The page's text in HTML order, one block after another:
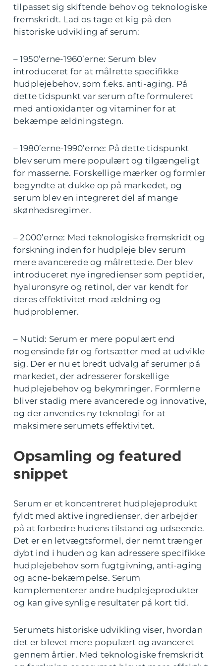
tilpasset sig skiftende behov og teknologiske
fremskridt. Lad os tage et kig på den
historiske udvikling af serum:
– 1950’erne-1960’erne: Serum blev
introduceret for at målrette specifikke
hudplejebehov, som f.eks. anti-aging. På
dette tidspunkt var serum ofte formuleret
med antioxidanter og vitaminer for at
bekæmpe ældningstegn.
– 1980’erne-1990’erne: På dette tidspunkt
blev serum mere populært og tilgængeligt
for masserne. Forskellige mærker og formler
begyndte at dukke op på markedet, og
serum blev en integreret del af mange
skønhedsregimer.
– 2000’erne: Med teknologiske fremskridt og
forskning inden for hudpleje blev serum
mere avancerede og målrettede. Der blev
introduceret nye ingredienser som peptider,
hyaluronsyre og retinol, der var kendt for
deres effektivitet mod ældning og
hudproblemer.
– Nutid: Serum er mere populært end
nogensinde før og fortsætter med at udvikle
sig. Der er nu et bredt udvalg af serumer på
markedet, der adresserer forskellige
hudplejebehov og bekymringer. Formlerne
bliver stadig mere avancerede og innovative,
og der anvendes ny teknologi for at
maksimere serumets effektivitet.
Opsamling og featured
snippet
Serum er et koncentreret hudplejeprodukt
fyldt med aktive ingredienser, der arbejder
på at forbedre hudens tilstand og udseende.
Det er en letvægtsformel, der nemt trænger
dybt ind i huden og kan adressere specifikke
hudplejebehov som fugtgivning, anti-aging
og acne-bekæmpelse. Serum
komplementerer andre hudplejeprodukter
og kan give synlige resultater på kort tid.
Serumets historiske udvikling viser, hvordan
det er blevet mere populært og avanceret
gennem årtier. Med teknologiske fremskridt